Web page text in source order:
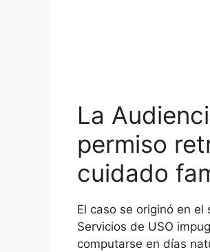
La
permiso
cuidado
El caso se originó en
Servicios de USO
computarse en días